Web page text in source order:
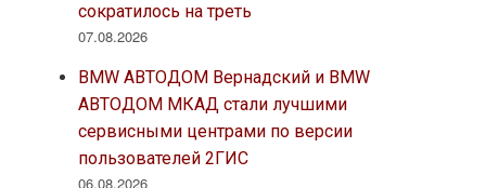
сократилось на треть
07.08.2026
BMW АВТОДОМ Вернадский и BMW
АВТОДОМ МКАД стали лучшими
сервисными центрами по версии
пользователей 2ГИС
06.08.2026